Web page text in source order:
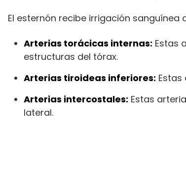
El esternón recibe irrigación
Arterias torácicas internas: Estas
estructuras del tórax.
Arterias tiroideas inferiores:
Arterias intercostales: Estas
lateral.